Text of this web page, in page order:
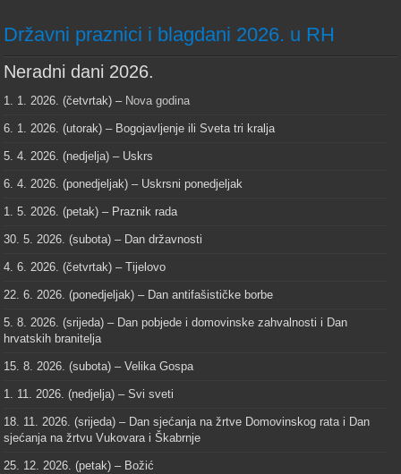
Državni praznici i blagdani 2026. u RH
Neradni dani 2026.
1. 1. 2026. (četvrtak) – Nova godina
6. 1. 2026. (utorak) – Bogojavljenje ili Sveta tri kralja
5. 4. 2026. (nedjelja) – Uskrs
6. 4. 2026. (ponedjeljak) – Uskrsni ponedjeljak
1. 5. 2026. (petak) – Praznik rada
30. 5. 2026. (subota) – Dan državnosti
4. 6. 2026. (četvrtak) – Tijelovo
22. 6. 2026. (ponedjeljak) – Dan antifašističke borbe
5. 8. 2026. (srijeda) – Dan pobjede i domovinske zahvalnosti i Dan
hrvatskih branitelja
15. 8. 2026. (subota) – Velika Gospa
1. 11. 2026. (nedjelja) – Svi sveti
18. 11. 2026. (srijeda) – Dan sjećanja na žrtve Domovinskog rata i Dan
sjećanja na žrtvu Vukovara i Škabrnje
25. 12. 2026. (petak) – Božić